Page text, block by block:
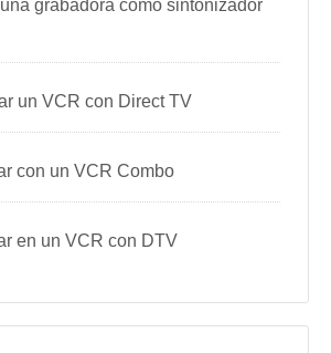
grabadora como sintonizador
un VCR con Direct TV
con un VCR Combo
en un VCR con DTV